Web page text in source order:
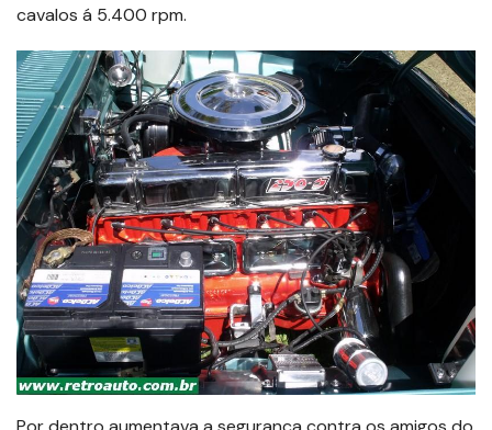
cavalos á 5.400 rpm.